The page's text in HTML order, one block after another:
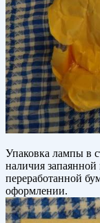
Упаковка лампы в
наличия
переработанной
оформлении.